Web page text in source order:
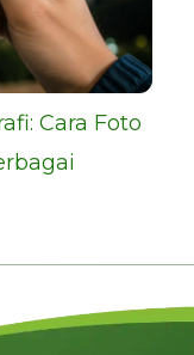
Cara Foto